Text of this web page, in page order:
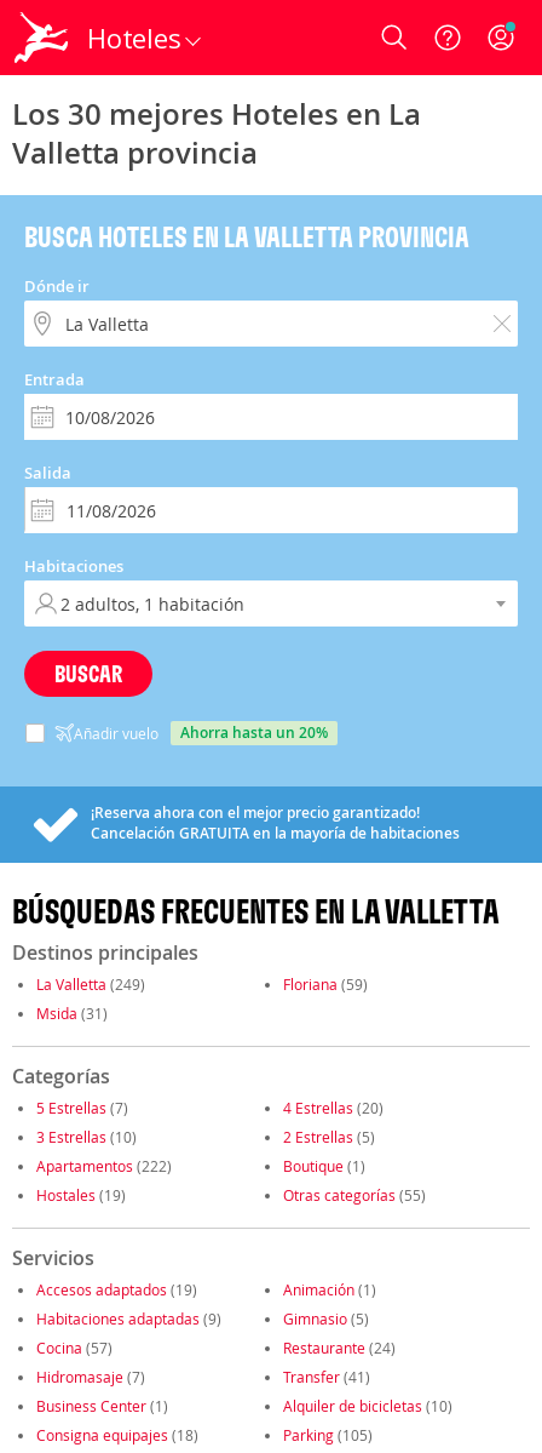
Hoteles Login
Los 30 mejores Hoteles en La
Valletta provincia
BUSCA HOTELES EN LA VALLETTA PROVINCIA
Dónde ir
Entrada
Salida
Habitaciones
BUSCAR
Añadir vuelo ahorra hasta un 20%
¡Reserva ahora con el mejor precio garantizado!
Cancelación GRATUITAen la mayoría de habitaciones
BÚSQUEDAS FRECUENTES EN LA VALLETTA
Destinos principales
La Valletta (249) Floriana (59)
Msida (31)
Categorías
5 Estrellas (7) 4 Estrellas (20)
3 Estrellas (10) 2 Estrellas (5)
Apartamentos (222) Boutique(1)
Hostales (19) Otras categorías (55)
Servicios
Accesos adaptados (19) Animación(1)
Habitaciones adaptadas (9) Gimnasio(5)
Cocina (57) Restaurante(24)
Hidromasaje(7) Transfer(41)
Business Center(1) Alquiler de bicicletas (10)
Consigna equipajes (18) Parking(105)